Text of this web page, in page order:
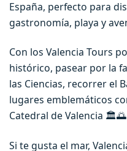
España, perfecto para
gastronomía, playa y
Con los Valencia Tours
histórico, pasear por la
las Ciencias, recorrer el
lugares emblemáticos
Catedral de Valencia 🏛️🌅
Si te gusta el mar,